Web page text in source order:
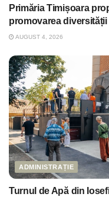
Primăria Timișoara
promovarea
AUGUST 4, 2026
ADMINISTRAȚIE
Turnul de Apă din